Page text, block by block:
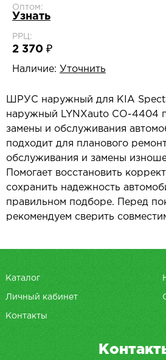
Оптом:
Узнать
РРЦ:
2 370 ₽
Наличие: Уточнить
ШРУС наружный для KIA
наружный LYNXauto CO-4404
замены и обслуживания
подходит для планового
обслуживания и замены
Помогает восстановить
сохранить надежность
правильном подборе. Перед
рекомендуем сверить
Каталог
Личный кабинет
Контакты